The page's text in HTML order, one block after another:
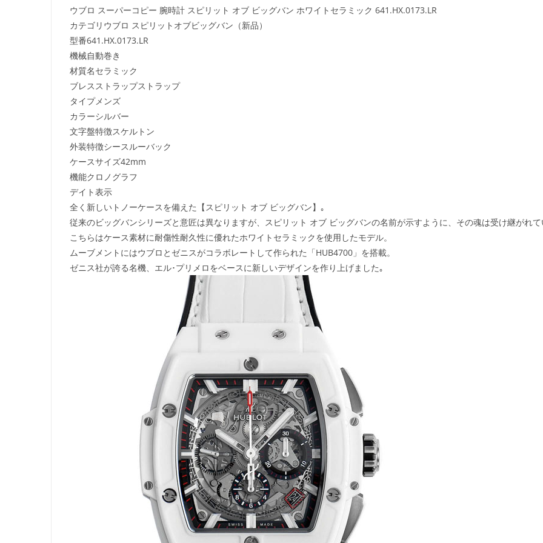
ウブロ スーパーコピー 腕時計 スピリット オブ ビッグバン ホワイトセラミック 641.HX.0173.LR
カテゴリ ウブロ スピリットオブビッグバン（新品）
型番641.HX.0173.LR
機械自動巻き
材質名セラミック
ブレスストラップストラップ
タイプメンズ
カラーシルバー
文字盤特徴スケルトン
外装特徴シースルーバック
ケースサイズ42mm
機能クロノグラフ
デイト表示
全く新しいトノーケースを備えた【スピリット オブ ビッグバン】｡
従来のビッグバンシリーズと意匠は異なりますが、スピリット オブ ビッグバンの名前が示すように、その魂は受け継がれ
こちらはケース素材に耐傷性耐久性に優れたホワイトセラミックを使用したモデル。
ムーブメントにはウブロとゼニスがコラボレートして作られた「HUB4700」を搭載。
ゼニス社が誇る名機、エル･プリメロをベースに新しいデザインを作り上げました｡